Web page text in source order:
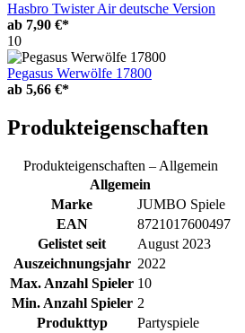
Hasbro Twister Air deutsche Version
ab 7,90 €*
10
Pegasus Werwölfe 17800
ab 5,66 €*
Produkteigenschaften
Produkteigenschaften – Allgemein
Allgemein
Marke
JUMBO Spiele
EAN
8721017600497
Gelistet seit
August 2023
Auszeichnungsjahr 2022
Max. Anzahl Spieler 10
Min. Anzahl Spieler 2
Produkttyp
Partyspiele